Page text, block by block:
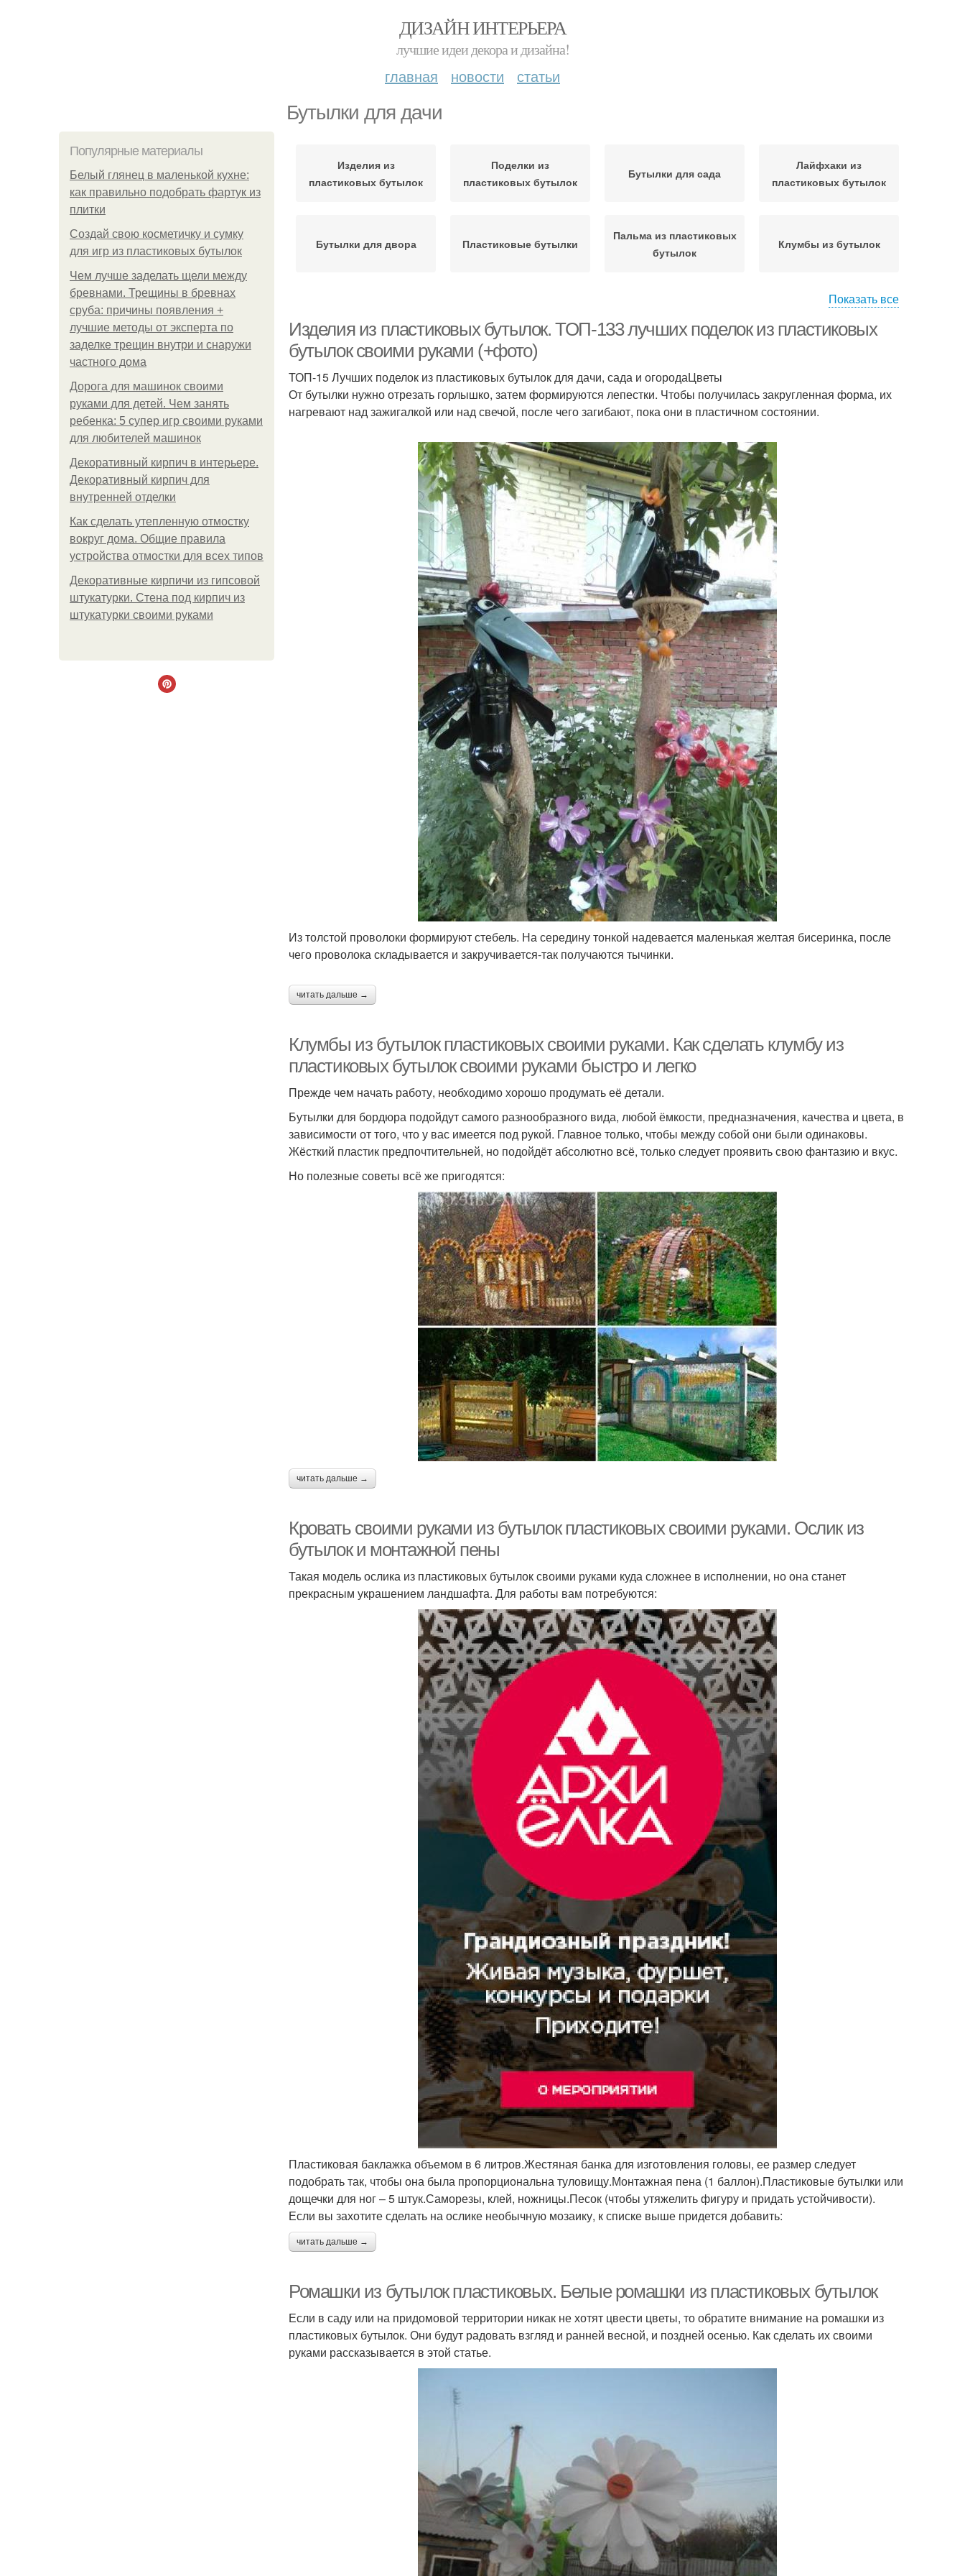
ДИЗАЙН ИНТЕРЬЕРА
лучшие идеи декора и дизайна!
главная новости статьи
Бутылки для дачи
Популярные материалы
Белый глянец в маленькой кухне:
как правильно подобрать фартук из
плитки
Создай свою косметичку и сумку
для игр из пластиковых бутылок
Чем лучше заделать щели между
бревнами. Трещины в бревнах
сруба: причины появления +
лучшие методы от эксперта по
заделке трещин внутри и снаружи
частного дома
Дорога для машинок своими
руками для детей. Чем занять
ребенка: 5 супер игр своими руками
для любителей машинок
Декоративный кирпич в интерьере.
Декоративный кирпич для
внутренней отделки
Как сделать утепленную отмостку
вокруг дома. Общие правила
устройства отмостки для всех типов
Декоративные кирпичи из гипсовой
штукатурки. Стена под кирпич из
штукатурки своими руками
Изделия из
пластиковых бутылок
Поделки из
пластиковых бутылок
Бутылки для сада
Лайфхаки из
пластиковых бутылок
Бутылки для двора Пластиковые бутылки
Пальма из пластиковых
бутылок
Клумбы из бутылок
пластиковых бутылок
бутылок
Клумба из пластиковых
бутылок
Руки из бутылок Ослик из бутылок
Мебель из пластиковых
бутылок
бутылок
пластиковых бутылок
Шедевры из
пластиковых бутылок
Шезлонг из
пластиковых бутылок
пластиковых бутылок
Цвета из бутылок
Ромашка из
пластиковой бутылки
Показать все
Изделия из пластиковых бутылок. ТОП-133 лучших поделок из пластиковых
бутылок своими руками (+фото)
ТОП-15 Лучших поделок из пластиковых бутылок для дачи, сада и огородаЦветы
От бутылки нужно отрезать горлышко, затем формируются лепестки. Чтобы получилась закругленная форма, их
нагревают над зажигалкой или над свечой, после чего загибают, пока они в пластичном состоянии.
Из толстой проволоки формируют стебель. На середину тонкой надевается маленькая желтая бисеринка, после
чего проволока складывается и закручивается-так получаются тычинки.
читать дальше →
Клумбы из бутылок пластиковых своими руками. Как сделать клумбу из
пластиковых бутылок своими руками быстро и легко
Прежде чем начать работу, необходимо хорошо продумать её детали.
Бутылки для бордюра подойдут самого разнообразного вида, любой ёмкости, предназначения, качества и цвета, в
зависимости от того, что у вас имеется под рукой. Главное только, чтобы между собой они были одинаковы.
Жёсткий пластик предпочтительней, но подойдёт абсолютно всё, только следует проявить свою фантазию и вкус.
Но полезные советы всё же пригодятся:
читать дальше →
Кровать своими руками из бутылок пластиковых своими руками. Ослик из
бутылок и монтажной пены
Такая модель ослика из пластиковых бутылок своими руками куда сложнее в исполнении, но она станет
прекрасным украшением ландшафта. Для работы вам потребуются:
Пластиковая баклажка объемом в 6 литров.Жестяная банка для изготовления головы, ее размер следует
подобрать так, чтобы она была пропорциональна туловищу.Монтажная пена (1 баллон).Пластиковые бутылки или
дощечки для ног – 5 штук.Саморезы, клей, ножницы.Песок (чтобы утяжелить фигуру и придать устойчивости).
Если вы захотите сделать на ослике необычную мозаику, к списке выше придется добавить:
читать дальше →
Ромашки из бутылок пластиковых. Белые ромашки из пластиковых бутылок
Если в саду или на придомовой территории никак не хотят цвести цветы, то обратите внимание на ромашки из
пластиковых бутылок. Они будут радовать взгляд и ранней весной, и поздней осенью. Как сделать их своими
руками рассказывается в этой статье.